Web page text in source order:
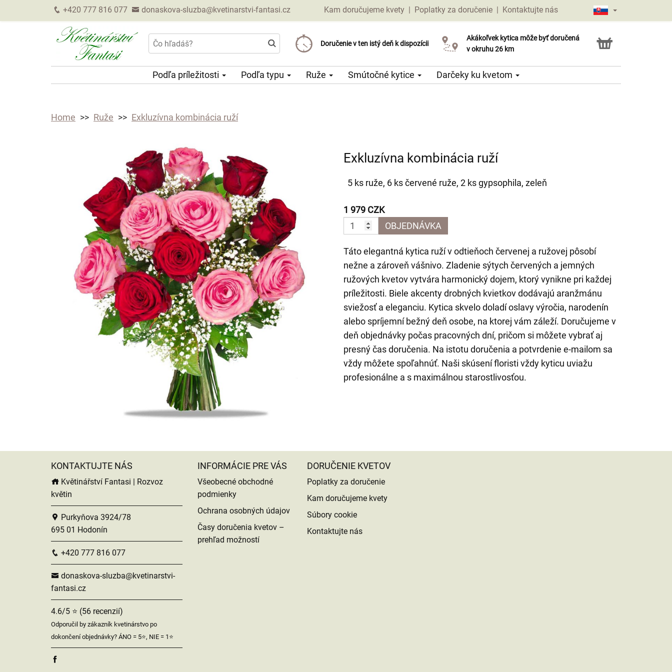
+420 777 816 077 donaskova-sluzba@kvetinarstvi-fantasi.cz Kam doručujeme kvety | Poplatky za doručenie | Kontaktujte nás
Doručenie v ten istý deň k dispozícii
Poplatok za doručenie od 69 CZK
Vyberte si dátum doručenia
Akákoľvek kytica môže byť doručená
v okruhu 26 km
Služba Click & Collect
Podľa príležitosti Podľa typu Ruže Smútočné kytice Darčeky ku kvetom
Home Ruže Exkluzívna kombinácia ruží
Exkluzívna kombinácia ruží
5 ks ruže, 6 ks červené ruže, 2 ks gypsophila, zeleň
1 979 CZK
OBJEDNÁVKA
Táto elegantná kytica ruží v odtieňoch červenej a ružovej pôsobí
nežne a zároveň vášnivo. Zladenie sýtych červených a jemných
ružových kvetov vytvára harmonický dojem, ktorý vynikne pri každej
príležitosti. Biele akcenty drobných kvietkov dodávajú aranžmánu
sviežosť a eleganciu. Kytica skvelo doladí oslavy výročia, narodenín
alebo spríjemní bežný deň osobe, na ktorej vám záleží. Doručujeme v
deň objednávky počas pracovných dní, pričom si môžete vybrať aj
presný čas doručenia. Na istotu doručenia a potvrdenie e-mailom sa
vždy môžete spoľahnúť. Naši skúsení floristi vždy kyticu uviažu
profesionálne a s maximálnou starostlivosťou.
KONTAKTUJTE NÁS
Květinářství Fantasi | Rozvoz
květin
Purkyňova 3924/78
695 01 Hodonín
+420 777 816 077
donaskova-sluzba@kvetinarstvi-
fantasi.cz
4.6/5 ⭐ (56 recenzií)
Odporučil by zákazník kvetinárstvo po
dokončení objednávky? ÁNO = 5⭐, NIE = 1⭐
INFORMÁCIE PRE VÁS
Všeobecné obchodné
podmienky
Ochrana osobných údajov
Časy doručenia kvetov –
prehľad možností
DORUČENIE KVETOV
Poplatky za doručenie
Kam doručujeme kvety
Súbory cookie
Kontaktujte nás